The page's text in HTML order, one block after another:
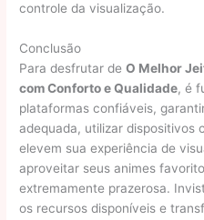
controle da visualização.
Conclusão
Para desfrutar deO Melhor
com Conforto e Qualidade, é
plataformas confiáveis,
adequada, utilizar dispositivos
elevem sua experiência de
aproveitar seus animes
extremamente prazerosa.
os recursos disponíveis e